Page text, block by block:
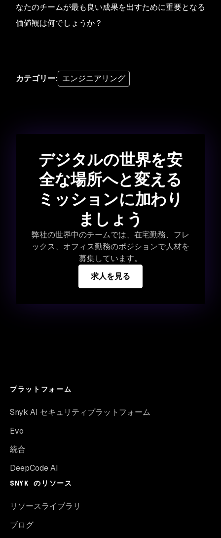
なたのチームが最も良い成果を出すために重要となる
価値観は何でしょうか？
カテゴリー: エンジニアリング
デジタルの世界を安
全な場所へと変える
ミッションに加わり
ましょう
弊社の世界中のチームでは、在宅勤務、フレ
ックス、オフィス勤務のポジションで人材を
募集しています。
求人を見る
プラットフォーム
Snyk AI セキュリティプラットフォーム
Evo
統合
DeepCode AI
SNYK のリソース
リソースライブラリ
ブログ